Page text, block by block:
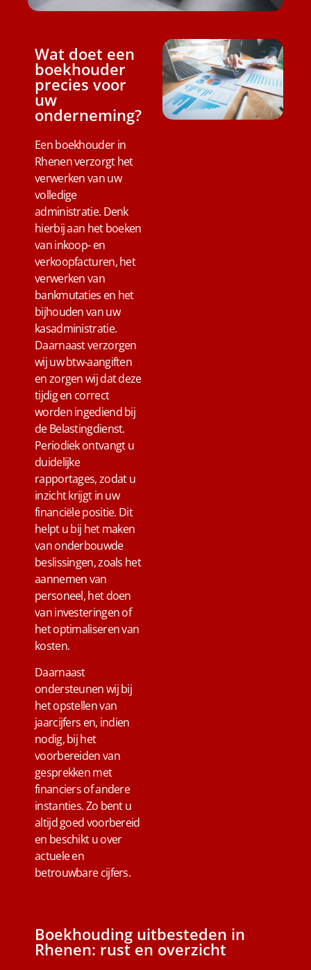
Wat doet een
boekhouder
precies voor
uw
onderneming?
Een boekhouder in
Rhenen verzorgt het
verwerken van uw
volledige
administratie. Denk
hierbij aan het boeken
van inkoop- en
verkoopfacturen, het
verwerken van
bankmutaties en het
bijhouden van uw
kasadministratie.
Daarnaast verzorgen
wij uw btw-aangiften
en zorgen wij dat deze
tijdig en correct
worden ingediend bij
de Belastingdienst.
Periodiek ontvangt u
duidelijke
rapportages, zodat u
inzicht krijgt in uw
financiële positie. Dit
helpt u bij het maken
van onderbouwde
beslissingen, zoals het
aannemen van
personeel, het doen
van investeringen of
het optimaliseren van
kosten.
Daarnaast
ondersteunen wij bij
het opstellen van
jaarcijfers en, indien
nodig, bij het
voorbereiden van
gesprekken met
financiers of andere
instanties. Zo bent u
altijd goed voorbereid
en beschikt u over
actuele en
betrouwbare cijfers.
Boekhouding uitbesteden in
Rhenen: rust en overzicht